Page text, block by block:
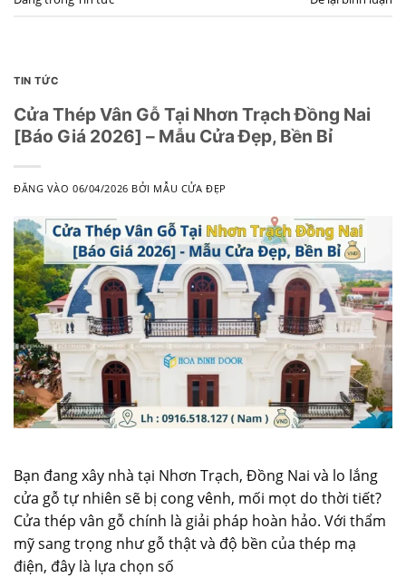
TIN TỨC
Cửa Thép Vân Gỗ Tại Nhơn Trạch Đồng Nai
[Báo Giá 2026] – Mẫu Cửa Đẹp, Bền Bỉ
ĐĂNG VÀO06/04/2026 BỞI MẪU CỬA ĐẸP
Bạn đang xây nhà tại Nhơn Trạch, Đồng Nai và lo lắng
cửa gỗ tự nhiên sẽ bị cong vênh, mối mọt do thời tiết?
Cửa thép vân gỗ chính là giải pháp hoàn hảo. Với thẩm
mỹ sang trọng như gỗ thật và độ bền của thép mạ
điện, đây là lựa chọn số